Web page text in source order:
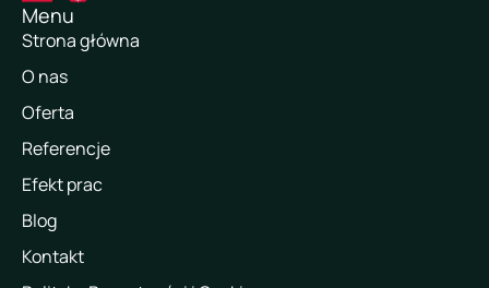
Menu
Strona główna
O nas
Oferta
Referencje
Efekt prac
Blog
Kontakt